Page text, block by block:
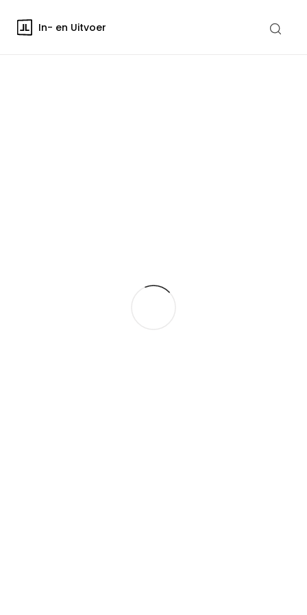
In- en Uitvoer